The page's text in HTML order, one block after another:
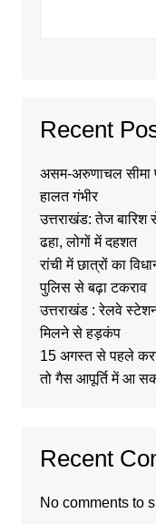
Recent
असम-अरुणाचल सीमा
हालत गंभीर
उत्तराखंड: तेज
ढहा, लोगों में दहशत
रांची में छात्रों का
पुलिस से बढ़ा टकराव
उत्तराखंड : रेलवे
मिलने से हड़कंप
15 अगस्त से पहले
तो गैस आपूर्ति में आ
Recent
No comments to